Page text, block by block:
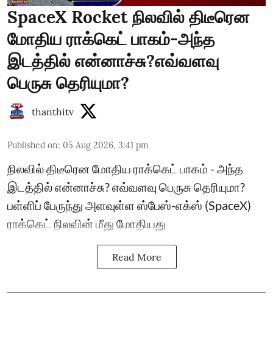
SpaceX Rocket நிலவில் திடீரென
மோதிய ராக்கெட் பாகம்-அந்த
இடத்தில் என்னாச்சு?எவ்வளவு
பெருசு தெரியுமா?
thanthitv
Published on: 05 Aug 2026, 3:41 pm
நிலவில் திடீரென மோதிய ராக்கெட் பாகம் - அந்த
இடத்தில் என்னாச்சு? எவ்வளவு பெருசு தெரியுமா?
பள்ளிப் பேருந்து அளவுள்ள ஸ்பேஸ்-எக்ஸ் (SpaceX)
ராக்கெட் நிலவின் மீது மோதியது
Read More